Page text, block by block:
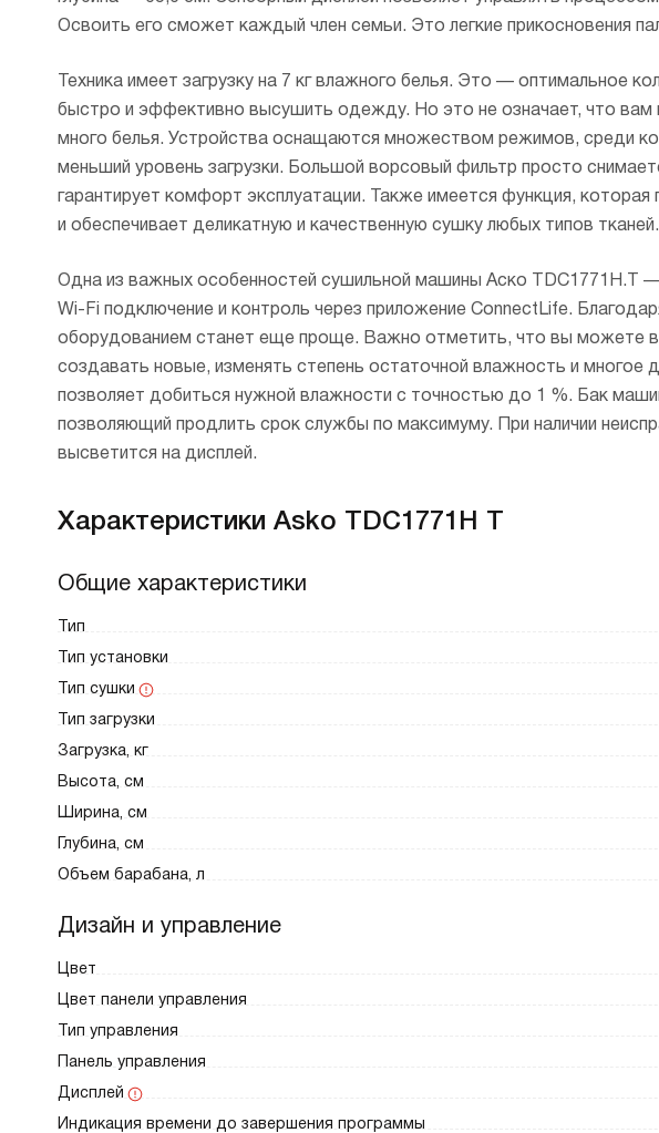
шерсти и шелка.
Освоить его сможет каждый член семьи. Это легкие прикосновения
Техника имеет загрузку на 7 кг влажного белья. Это — оптимальное
быстро и эффективно высушить одежду. Но это не означает, что вам
много белья. Устройства оснащаются множеством режимов, среди
меньший уровень загрузки. Большой ворсовый фильтр просто
гарантирует комфорт эксплуатации. Также имеется функция, которая
и обеспечивает деликатную и качественную сушку любых типов тканей.
Одна из важных особенностей сушильной машины Аско TDC1771H.T
Wi-Fi подключение и контроль через приложение ConnectLife.
оборудованием станет еще проще. Важно отметить, что вы можете
создавать новые, изменять степень остаточной влажность и многое
позволяет добиться нужной влажности с точностью до 1 %. Бак
позволяющий продлить срок службы по максимуму. При наличии
высветится на дисплей.
Характеристики Asko TDC1771H T
Общие характеристики
Тип
Тип установки
Тип сушки
Тип загрузки
Загрузка, кг
Высота, см
Ширина, см
Глубина, см
Объем барабана, л
Дизайн и управление
Цвет
Цвет панели управления
Тип управления
Панель управления
Дисплей
Индикация времени до завершения программы